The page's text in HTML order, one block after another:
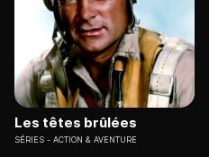
Les têtes brûlées
SÉRIES ACTION & AVENTURE